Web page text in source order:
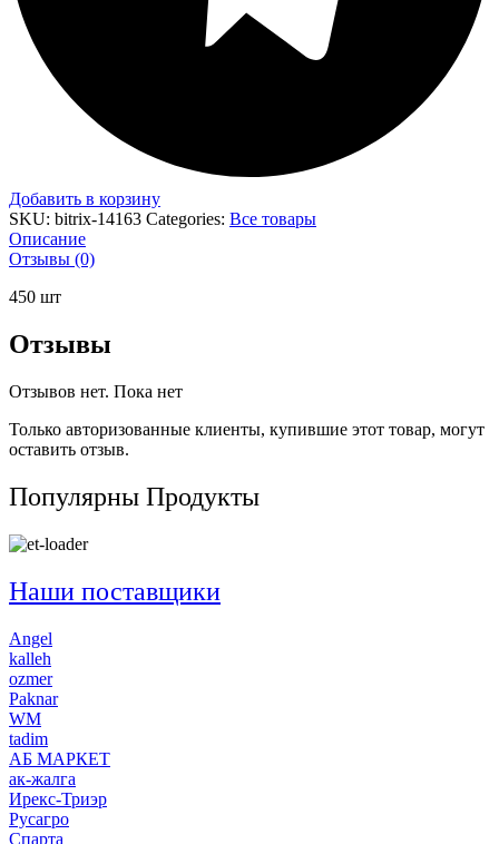
Добавить в корзину
SKU: bitrix-14163 Categories: Все товары
Описание
Отзывы (0)
450 шт
Отзывы
Отзывов нет. Пока нет
Только авторизованные клиенты, купившие этот товар, могут
оставить отзыв.
Популярны Продукты
Наши поставщики
Angel
kalleh
ozmer
Paknar
WM
tadim
АБ МАРКЕТ
ак-жалга
Ирекс-Триэр
Русагро
Спарта